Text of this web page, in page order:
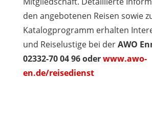
den angebotenen Reisen sowie
Katalogprogramm erhalten
und Reiselustige bei derAWO
02332-70 04 96 oderwww.awo-
en.de/reisedienst